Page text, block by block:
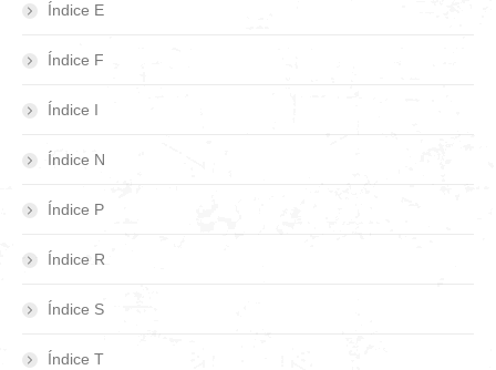
Índice E
Índice F
Índice I
Índice N
Índice P
Índice R
Índice S
Índice T